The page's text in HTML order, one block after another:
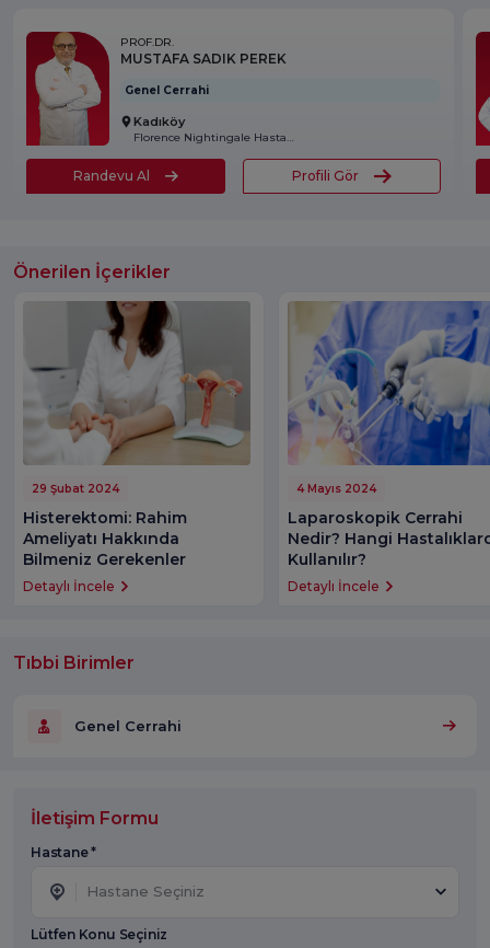
PROF.DR.
MUSTAFA SADIK PEREK
Genel Cerrahi
Kadıköy
Florence Nightingale Hastanesi
Randevu Al Profili Gör
Önerilen İçerikler
29 Şubat 2024
Histerektomi: Rahim
Ameliyatı Hakkında
Bilmeniz Gerekenler
Detaylı İncele
4 Mayıs 2024
Laparoskopik Cerrahi
Nedir? Hangi
Kullanılır?
Detaylı İncele
Tıbbi Birimler
Genel Cerrahi
İletişim Formu
Hastane *
Hastane Seçiniz
Lütfen Konu Seçiniz